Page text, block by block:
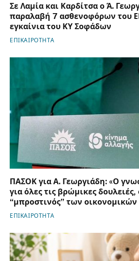
Σε Λαμία και Καρδίτσα ο Ά.
παραλαβή 7 ασθενοφόρων του
εγκαίνια του ΚΥ Σοφάδων
ΕΠΙΚΑΙΡΟΤΗΤΑ
ΠΑΣΟΚ για Α. Γεωργιάδη: «Ο
για όλες τις βρώμικες
“μπροστινός” των
ΕΠΙΚΑΙΡΟΤΗΤΑ